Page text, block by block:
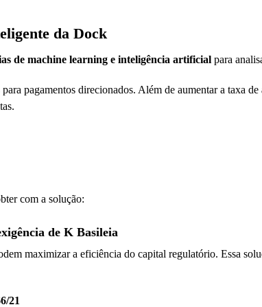
da Dock
de machine learning e inteligência artificial para
pagamentos direcionados. Além de aumentar a taxa
com a solução:
de K Basileia
maximizar a eficiência do capital regulatório. Essa
21